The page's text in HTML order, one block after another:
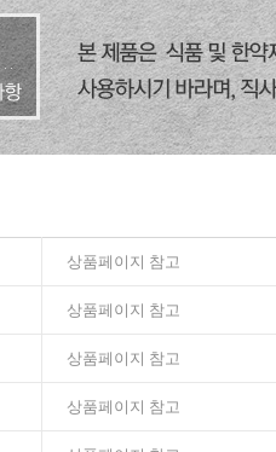
상품페이지 참고
상품페이지 참고
상품페이지 참고
상품페이지 참고